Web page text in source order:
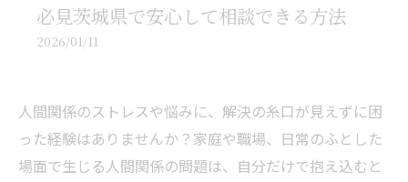
必見茨城県で安心して相談できる方法
2026/01/11
人間関係のストレスや悩みに、解決の糸口が見えずに困
った経験はありませんか？家庭や職場、日常のふとした
場面で生じる人間関係の問題は、自分だけで抱え込むと